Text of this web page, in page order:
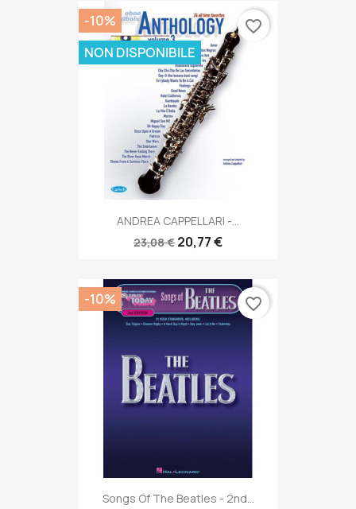
ANDREA CAPPELLARI -...
23,08 € 20,77 €
-10%
NON DISPONIBILE
favorite_border
Songs Of The Beatles - 2nd...
-10% favorite_border